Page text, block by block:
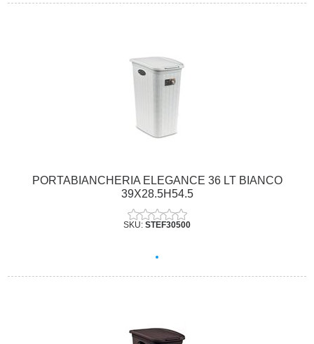
PORTABIANCHERIA ELEGANCE 36 LT BIANCO
39X28.5H54.5
SKU: STEF30500